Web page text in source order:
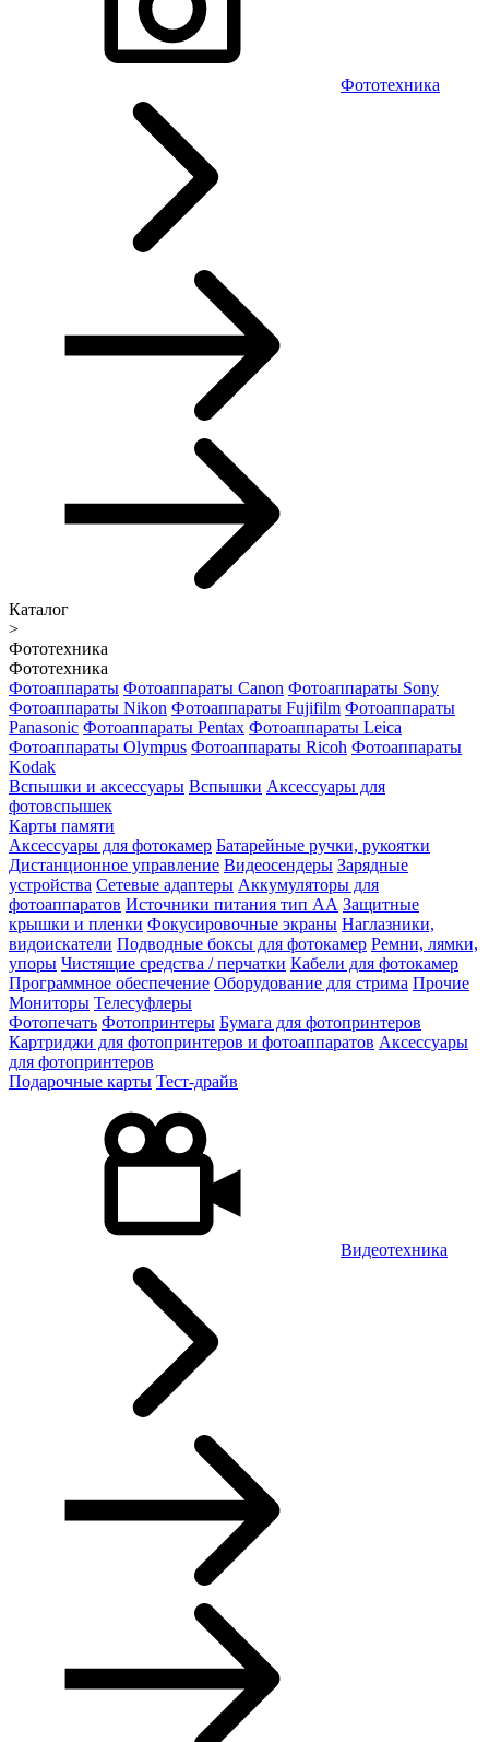
Фототехника
Каталог
>
Фототехника
Фототехника
Фотоаппараты Фотоаппараты Canon Фотоаппараты Sony
Фотоаппараты Nikon Фотоаппараты Fujifilm Фотоаппараты
Panasonic Фотоаппараты Pentax Фотоаппараты Leica
Фотоаппараты Olympus Фотоаппараты Ricoh Фотоаппараты
Kodak
Вспышки и аксессуары Вспышки Аксессуары для
фотовспышек
Карты памяти
Аксессуары для фотокамер Батарейные ручки, рукоятки
Дистанционное управление Видеосендеры Зарядные
устройства Сетевые адаптеры Аккумуляторы для
фотоаппаратов Источники питания тип АА Защитные
крышки и пленки Фокусировочные экраны Наглазники,
видоискатели Подводные боксы для фотокамер Ремни, лямки,
упоры Чистящие средства / перчатки Кабели для фотокамер
Программное обеспечение Оборудование для стрима Прочие
Мониторы Телесуфлеры
Фотопечать Фотопринтеры Бумага для фотопринтеров
Картриджи для фотопринтеров и фотоаппаратов Аксессуары
для фотопринтеров
Подарочные карты Тест-драйв
Видеотехника